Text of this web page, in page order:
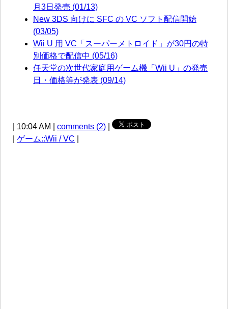
月3日発売 (01/13)
New 3DS 向けに SFC の VC ソフト配信開始
(03/05)
Wii U 用 VC「スーパーメトロイド」が30円の特
別価格で配信中 (05/16)
任天堂の次世代家庭用ゲーム機「Wii U」の発売
日・価格等が発表 (09/14)
| 10:04 AM | comments (2)
ゲーム::Wii / VC